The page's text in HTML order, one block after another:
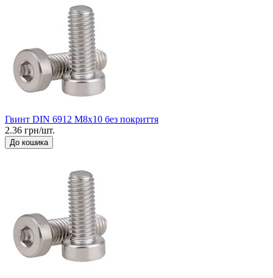
Гвинт DIN 6912 М8x10 без покриття
2.36 грн/шт.
До кошика